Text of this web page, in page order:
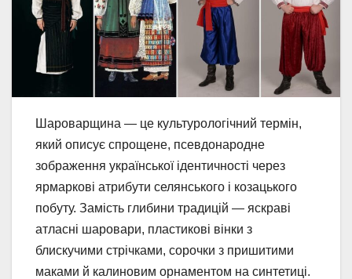
Шароварщина — це культурологічний термін,
який описує спрощене, псевдонародне
зображення української ідентичності через
ярмаркові атрибути селянського і козацького
побуту. Замість глибини традицій — яскраві
атласні шаровари, пластикові вінки з
блискучими стрічками, сорочки з пришитими
маками й калиновим орнаментом на синтетиці.